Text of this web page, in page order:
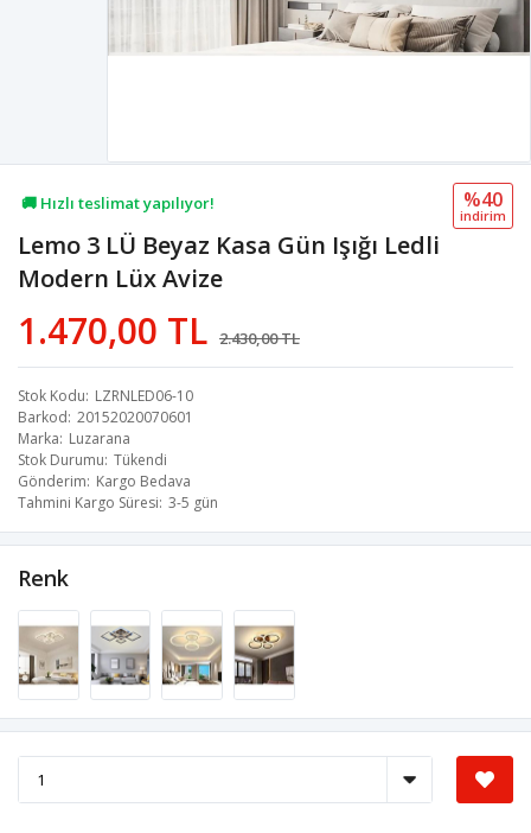
🚚 Hızlı teslimat yapılıyor!
💖 74,4B kişi favoriledi!
💸 Sepette 100 TL indirim!
Lemo 3 LÜ Beyaz Kasa Gün Işığı Ledli
Modern Lüx Avize
1.470,00 TL 2.430,00 TL
%40
i̇ndi̇ri̇m
Stok Kodu LZRNLED06-10
Barkod 20152020070601
Marka Luzarana
Stok Durumu Tükendi
Gönderim Kargo Bedava
Tahmini Kargo Süresi 3-5 gün
Renk